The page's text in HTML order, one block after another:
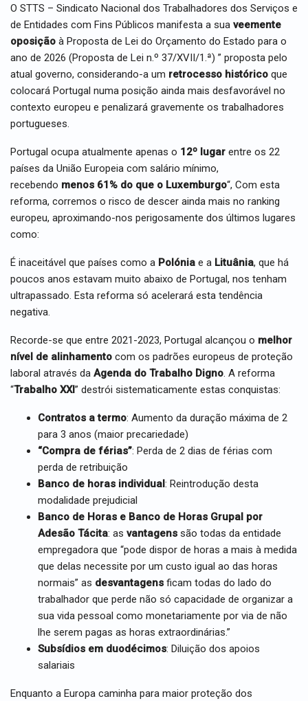
O STTS – Sindicato Nacional dos Trabalhadores dos Serviços e
de Entidades com Fins Públicos manifesta a sua veemente
oposição à Proposta de Lei do Orçamento do Estado para o
ano de 2026 (Proposta de Lei n.º 37/XVII/1.ª) ” proposta pelo
atual governo, considerando-a um retrocesso histórico que
colocará Portugal numa posição ainda mais desfavorável no
contexto europeu e penalizará gravemente os trabalhadores
portugueses.
Portugal ocupa atualmente apenas o 12º lugar entre os 22
países da União Europeia com salário mínimo,
recebendo menos 61% do que o Luxemburgo“, Com esta
reforma, corremos o risco de descer ainda mais no ranking
europeu, aproximando-nos perigosamente dos últimos lugares
como:
É inaceitável que países como a Polónia e a Lituânia, que há
poucos anos estavam muito abaixo de Portugal, nos tenham
ultrapassado. Esta reforma só acelerará esta tendência
negativa.
Recorde-se que entre 2021-2023, Portugal alcançou o melhor
nível de alinhamento com os padrões europeus de proteção
laboral através da Agenda do Trabalho Digno. A reforma
“Trabalho XXI” destrói sistematicamente estas conquistas:
Contratos a termo: Aumento da duração máxima de 2
para 3 anos (maior precariedade)
“Compra de férias”: Perda de 2 dias de férias com
perda de retribuição
Banco de horas individual : Reintrodução desta
modalidade prejudicial
Banco de Horas e Banco de Horas Grupal por
Adesão Tácita: as vantagens são todas da entidade
empregadora que “pode dispor de horas a mais à medida
que delas necessite por um custo igual ao das horas
normais” as desvantagens ficam todas do lado do
trabalhador que perde não só capacidade de organizar a
sua vida pessoal como monetariamente por via de não
lhe serem pagas as horas extraordinárias.”
Subsídios em duodécimos: Diluição dos apoios
salariais
Enquanto a Europa caminha para maior proteção dos